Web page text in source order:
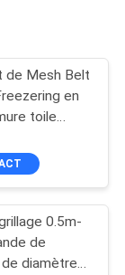
de Mesh Belt
en
toile
0.5m-
de
diamètre